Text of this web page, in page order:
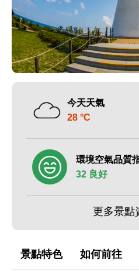
今天天氣
28 °C
環境空氣品質
32 良好
更多景點
景點特色 如何前往